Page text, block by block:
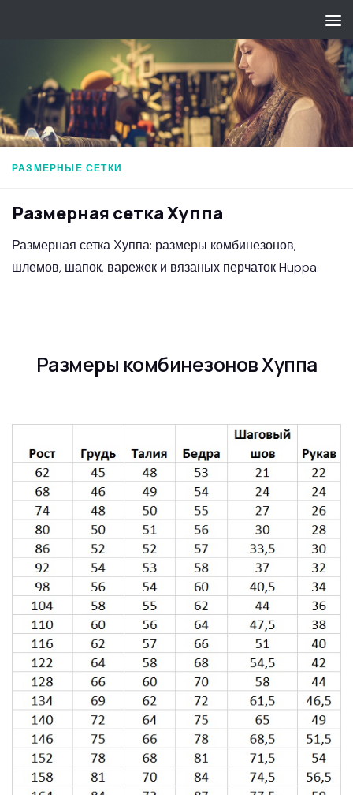
РАЗМЕРНЫЕ СЕТКИ
Размерная сетка Хуппа
Размерная сетка Хуппа: размеры комбинезонов,
шлемов, шапок, варежек и вязаных перчаток Huppa.
Размеры комбинезонов Хуппа